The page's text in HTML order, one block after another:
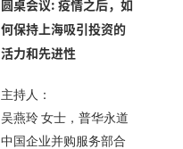
圆桌会议: 疫情之后，如
何保持上海吸引投资的
活力和先进性
主持人：
吴燕玲 女士，普华永道
中国企业并购服务部合